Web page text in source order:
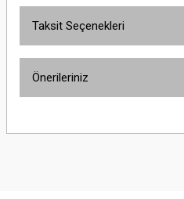
Taksit Seçenekleri
Önerileriniz
yetersiz gördüğünüz noktaları öneri